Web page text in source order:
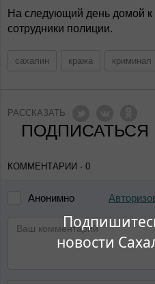
новости
На следующий день домой
сотрудники полиции.
сахалин кража криминал
РАССКАЗАТЬ
ПОДПИСАТЬСЯ
КОММЕНТАРИИ - 0
Анонимно